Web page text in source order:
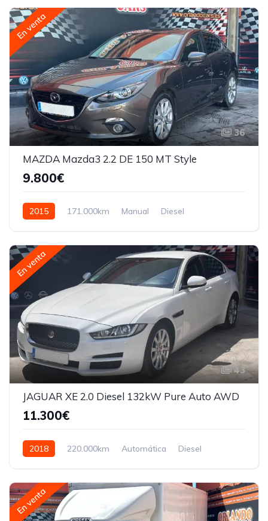
En venta
36
MAZDA Mazda3 2.2 DE 150 MT Style
9.800€
2015 171.000km Manual Diesel
En venta
43
JAGUAR XE 2.0 Diesel 132kW Pure Auto AWD
11.300€
2018 220.000km Automática Diesel
En venta